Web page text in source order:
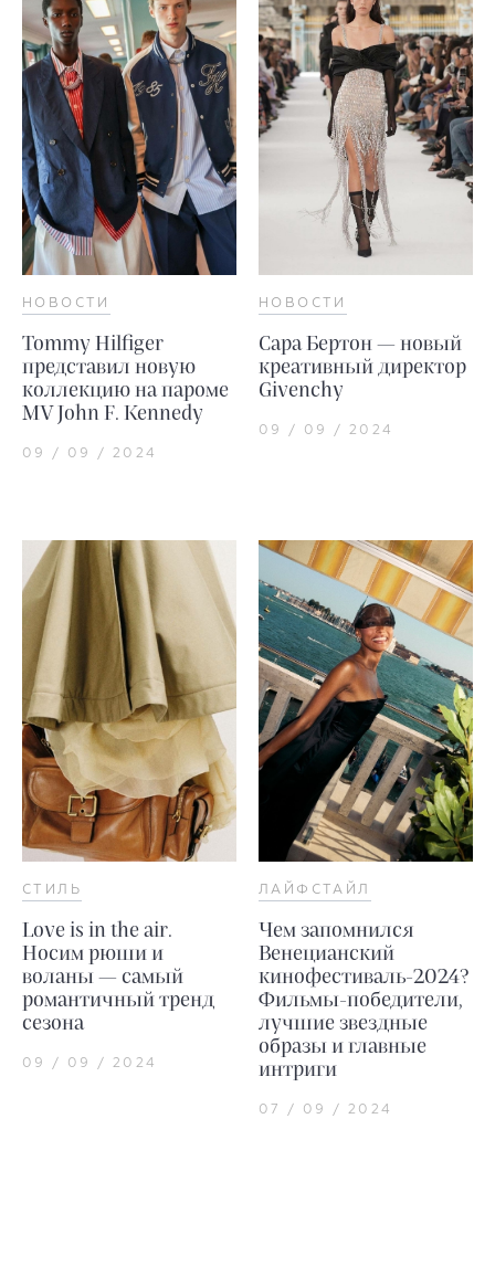
НОВОСТИ
Tommy Hilfiger
представил новую
коллекцию на пароме
MV John F. Kennedy
09 / 09 / 2024
НОВОСТИ
Сара Бертон — новый
креативный директор
Givenchy
09 / 09 / 2024
СТИЛЬ
Love is in the air.
Носим рюши и
воланы — самый
романтичный тренд
сезона
09 / 09 / 2024
ЛАЙФСТАЙЛ
Чем запомнился
Венецианский
кинофестиваль-2024?
Фильмы-победители,
лучшие звездные
образы и главные
интриги
07 / 09 / 2024